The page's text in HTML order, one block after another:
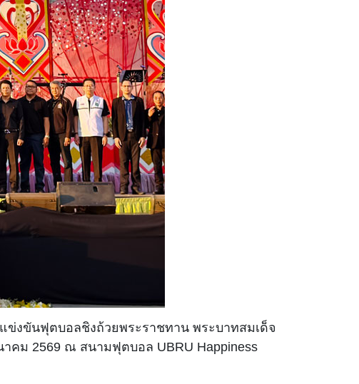
ข่งขันฟุตบอลชิงถ้วยพระราชทาน พระบาทสมเด็จ
คม 2569 ณ สนามฟุตบอล UBRU Happiness